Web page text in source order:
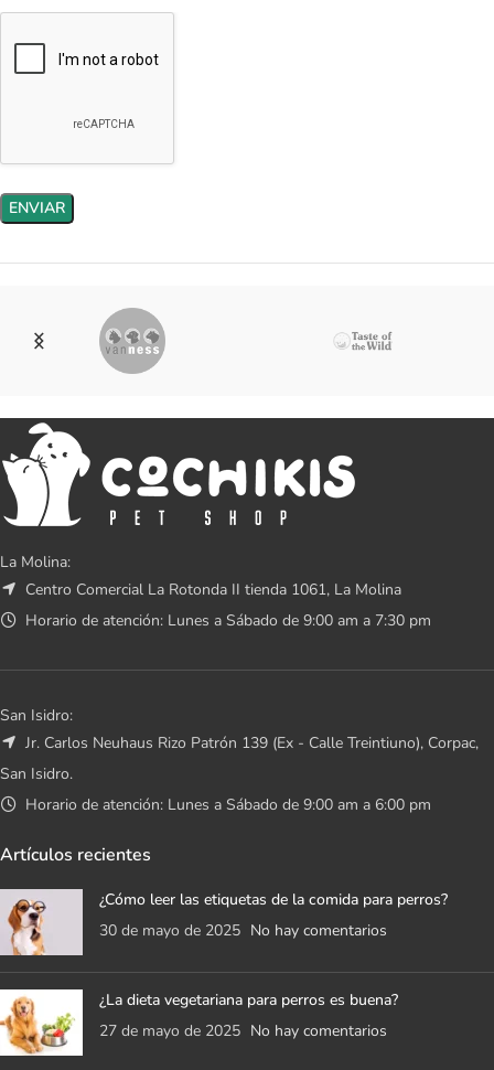
La Molina:
Centro Comercial La Rotonda II tienda 1061, La Molina
Horario de atención: Lunes a Sábado de 9:00 am a 7:30 pm
San Isidro:
Jr. Carlos Neuhaus Rizo Patrón 139 (Ex - Calle Treintiuno), Corpac,
San Isidro.
Horario de atención: Lunes a Sábado de 9:00 am a 6:00 pm
Artículos recientes
¿Cómo leer las etiquetas de la comida para perros?
30 de mayo de 2025 No hay comentarios
¿La dieta vegetariana para perros es buena?
27 de mayo de 2025 No hay comentarios